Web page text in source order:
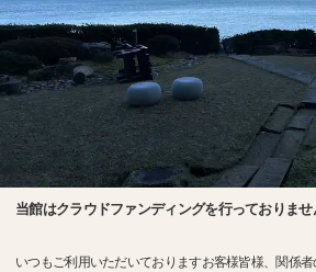
当館はクラウドファンディングを行っておりませ
いつもご利用いただいておりますお客様皆様、関係